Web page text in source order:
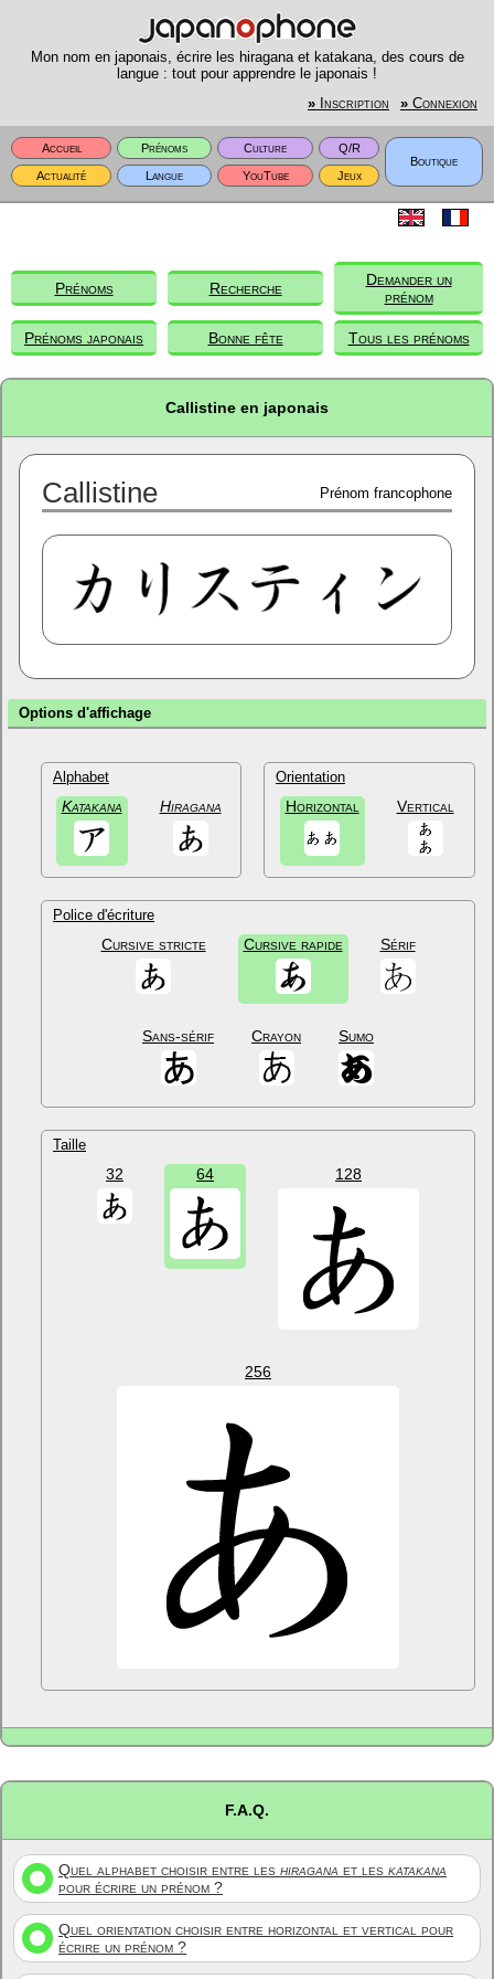
Mon nom en japonais, écrire les hiragana et katakana, des cours de
langue : tout pour apprendre le japonais !
» Inscription » Connexion
Accueil Prénoms Culture
Q/R
Boutique
Actualité
Langue YouTube Jeux
Prénoms Recherche
Demander un
prénom
Prénoms japonais Bonne fête Tous les prénoms
Callistine en japonais
Callistine Prénom francophone
Options d'affichage
Alphabet
Katakana Hiragana
Orientation
Horizontal Vertical
Police d'écriture
Cursive stricte Cursive rapide Sérif
Sans-sérif Crayon Sumo
Taille
32 64 128
256
F.A.Q.
Quel alphabet choisir entre les hiragana et les katakana
pour écrire un prénom ?
Quel orientation choisir entre horizontal et vertical pour
écrire un prénom ?